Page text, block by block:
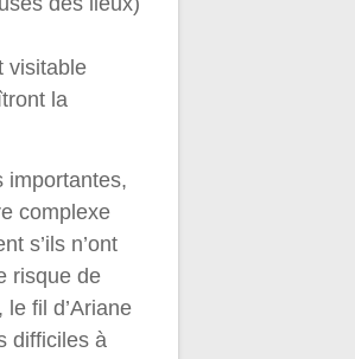
visitable
la
importantes,
complexe
s’ils n’ont
risque de
fil d’Ariane
difficiles à